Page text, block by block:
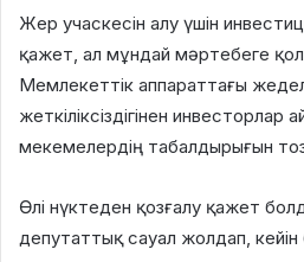
Жер учаскесін алу үшін
қажет, ал мұндай мәртебеге
Мемлекеттік аппараттағы
жеткіліксіздігінен инвесторлар
мекемелердің табалдырығын
Өлі нүктеден қозғалу қажет
депутаттық сауал жолдап,